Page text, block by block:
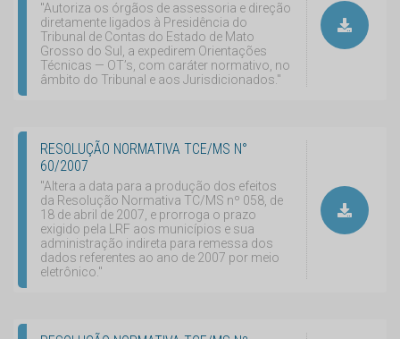
"Autoriza os órgãos de assessoria e direção
diretamente ligados à Presidência do
Tribunal de Contas do Estado de Mato
Grosso do Sul, a expedirem Orientações
Técnicas — OT’s, com caráter normativo, no
âmbito do Tribunal e aos Jurisdicionados."
RESOLUÇÃO NORMATIVA TCE/MS N°
60/2007
"Altera a data para a produção dos efeitos
da Resolução Normativa TC/MS nº 058, de
18 de abril de 2007, e prorroga o prazo
exigido pela LRF aos municípios e sua
administração indireta para remessa dos
dados referentes ao ano de 2007 por meio
eletrônico."